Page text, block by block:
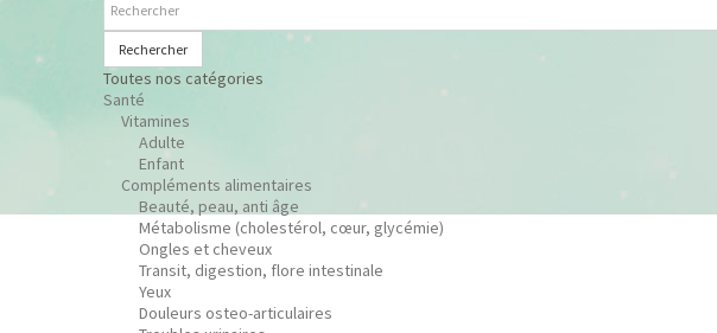
Rechercher
Toutes nos catégories
Santé
Vitamines
Adulte
Enfant
Compléments alimentaires
Beauté, peau, anti âge
Métabolisme (cholestérol, cœur, glycémie)
Ongles et cheveux
Transit, digestion, flore intestinale
Yeux
Douleurs osteo-articulaires